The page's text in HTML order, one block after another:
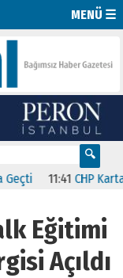
MENÜ ☰
11:41 CHP Kartal’da
Eğitimi
Açıldı